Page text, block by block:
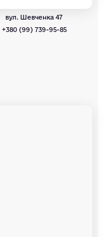
вул. Шевченка 47
+380 (99) 739-95-85